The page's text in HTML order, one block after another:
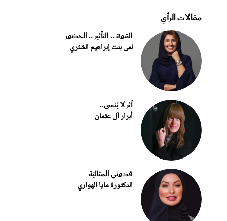
مقالات الرأي
القوة .. التأثير .. الحضور
لمى بنت إبراهيم الشثري
أثر لا يُنسى..
أبرار آل عثمان
قدوتي المثاليّة
الدكتورة مايا الهواري